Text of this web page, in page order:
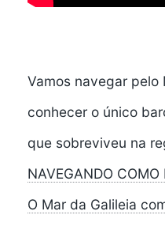
Vamos navegar pelo
conhecer o único
que sobreviveu na
NAVEGANDO COMO
O Mar da Galileia